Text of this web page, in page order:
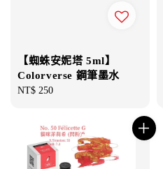
【蜘蛛安妮塔 5ml】
Colorverse 鋼筆墨水
Regular
NT$ 250